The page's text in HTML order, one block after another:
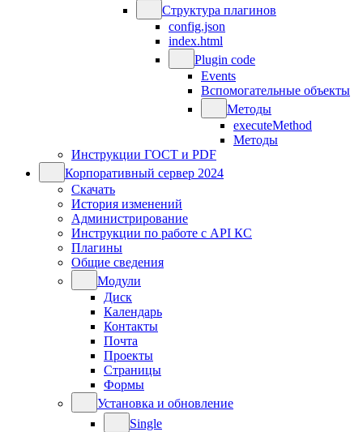
Структура плагинов
config.json
index.html
Plugin code
Events
Вспомогательные объекты
Методы
executeMethod
Методы
Инструкции ГОСТ и PDF
Корпоративный сервер 2024
Скачать
История изменений
Администрирование
Инструкции по работе с API КС
Плагины
Общие сведения
Модули
Диск
Календарь
Контакты
Почта
Проекты
Страницы
Формы
Установка и обновление
Single